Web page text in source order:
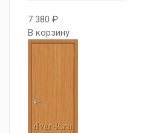
7 380 ₽
В корзину